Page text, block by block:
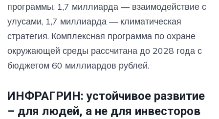
программы, 1,7 миллиарда — взаимодействие с
улусами, 1,7 миллиарда — климатическая
стратегия. Комплексная программа по охране
окружающей среды рассчитана до 2028 года с
бюджетом 60 миллиардов рублей.
ИНФРАГРИН: устойчивое развитие
– для людей, а не для инвесторов